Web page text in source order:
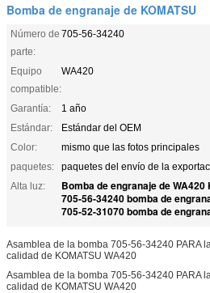
Bomba de engranaje de KOMATSU
Número de
parte:
705-56-34240
Equipo
compatible:
WA420
Garantía:
1 año
Estándar:
Estándar del OEM
Color:
mismo que las fotos principales
paquetes:
paquetes del envío de la
Alta luz:
Bomba de engranaje de WA420
705-56-34240 bomba de
705-52-31070 bomba de
Asamblea de la bomba 705-56-34240 PARA
calidad de KOMATSU WA420
Asamblea de la bomba 705-56-34240 PARA
calidad de KOMATSU WA420